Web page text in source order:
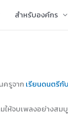
สำหรับองค์กร
ครูจาก เรียนดนตรี
ห้จบเพลงอย่างสม